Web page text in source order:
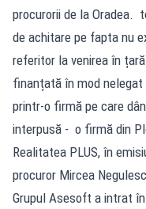
procurorii de la Oradea.
de achitare pe fapta nu
referitor la venirea în
finanțată în mod nelegat
printr-o firmă pe care
interpusă - o firmă din
Realitatea PLUS, în
procuror Mircea
Grupul Asesoft a intrat